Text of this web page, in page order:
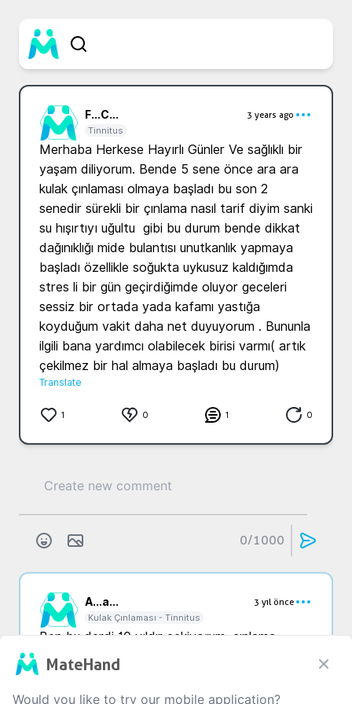
F...C...
3 years ago
Tinnitus
Merhaba Herkese Hayırlı Günler Ve sağlıklı bir
yaşam diliyorum. Bende 5 sene önce ara ara
kulak çınlaması olmaya başladı bu son 2
senedir sürekli bir çınlama nasıl tarif diyim sanki
su hışırtıyı uğultu  gibi bu durum bende dikkat
dağınıklığı mide bulantısı unutkanlık yapmaya
başladı özellikle soğukta uykusuz kaldığımda
stres li bir gün geçirdiğimde oluyor geceleri
sessiz bir ortada yada kafamı yastığa
koyduğum vakit daha net duyuyorum . Bununla
ilgili bana yardımcı olabilecek birisi varmı( artık
çekilmez bir hal almaya başladı bu durum)
Translate
1 0 1 0
0/1000
A...a...
3 yıl önce
Kulak Çınlaması - Tinnitus
Ben bu derdi 10 yıldır çekiyorum, çınlama
nedeniyle %30 işitme kaybı oluştu, KBB ve
kadar devam eder dediler.
MateHand
Would you like to try our mobile application?